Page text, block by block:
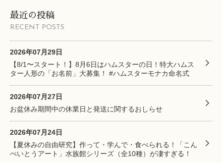
最近の投稿
RECENT POSTS
2026年07月29日
【8/1〜スタート！】8月6日はハムスターの日！特大ハムス
ター人形の「お名前」大募集！ #ハムスターモナカ命名式
2026年07月27日
お盆休み期間中の休業日と発送に関するおしらせ
2026年07月24日
【夏休みの自由研究】作って・学んで・食べられる！「こん
ぺいとうアート」水族館シリーズ（全10種）が凄すぎる！